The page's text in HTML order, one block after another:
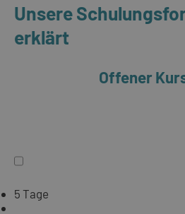
Unsere
erklärt
Offener
5 Tage